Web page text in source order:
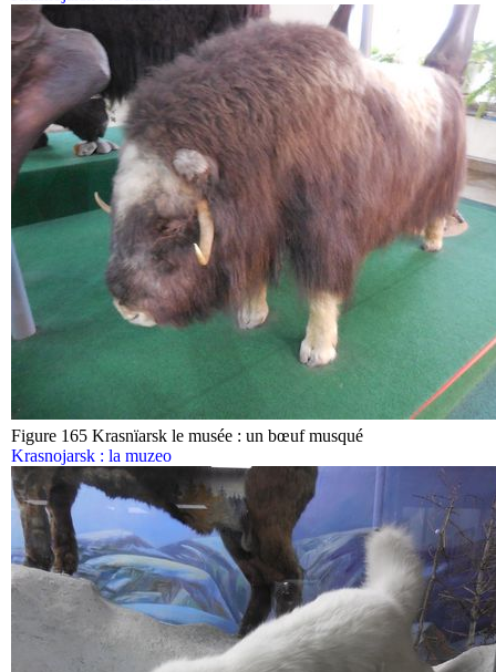
Figure 165 Krasnïarsk le musée : un bœuf musqué
Krasnojarsk : la muzeo